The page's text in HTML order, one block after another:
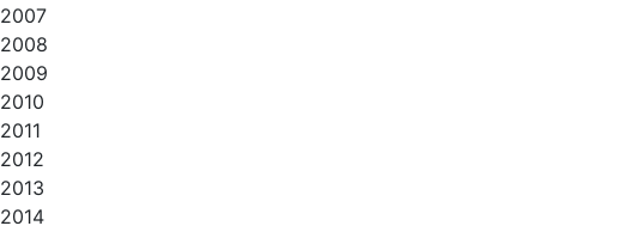
2007
2008
2009
2010
2011
2012
2013
2014